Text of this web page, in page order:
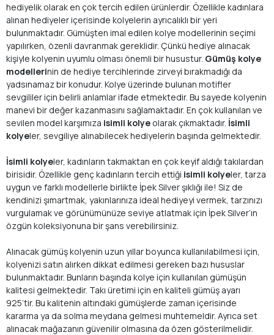
hediyelik olarak en çok tercih edilen ürünlerdir. Özellikle kadınlara
alınan hediyeler içerisinde kolyelerin ayrıcalıklı bir yeri
bulunmaktadır. Gümüşten imal edilen kolye modellerinin seçimi
yapılırken, özenli davranmak gereklidir. Çünkü hediye alınacak
kişiyle kolyenin uyumlu olması önemli bir husustur. Gümüş kolye
modellerinin de hediye tercihlerinde zirveyi bırakmadığı da
yadsınamaz bir konudur. Kolye üzerinde bulunan motifler
sevgililer için belirli anlamlar ifade etmektedir. Bu sayede kolyenin
manevi bir değer kazanmasını sağlamaktadır. En çok kullanılan ve
sevilen model karşımıza isimli kolye olarak çıkmaktadır. İsimli
kolyeler, sevgiliye alınabilecek hediyelerin başında gelmektedir.
İsimli kolyeler, kadınların takmaktan en çok keyif aldığı takılardan
birisidir. Özellikle genç kadınların tercih ettiği isimli kolyeler, tarza
uygun ve farklı modellerle birlikte İpek Silver şıklığı ile! Siz de
kendinizi şımartmak, yakınlarınıza ideal hediyeyi vermek, tarzınızı
vurgulamak ve görünümünüze seviye atlatmak için İpek Silver’ın
özgün koleksiyonuna bir şans verebilirsiniz.
Alınacak gümüş kolyenin uzun yıllar boyunca kullanılabilmesi için,
kolyenizi satın alırken dikkat edilmesi gereken bazı hususlar
bulunmaktadır. Bunların başında kolye için kullanılan gümüşün
kalitesi gelmektedir. Takı üretimi için en kaliteli gümüş ayarı
925’tir. Bu kalitenin altındaki gümüşlerde zaman içerisinde
kararma ya da solma meydana gelmesi muhtemeldir. Ayrıca set
alınacak mağazanın güvenilir olmasına da özen gösterilmelidir.